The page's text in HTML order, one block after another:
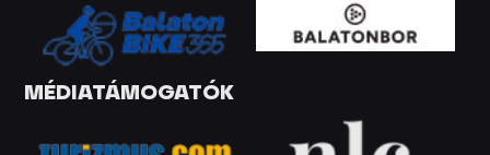
MÉDIATÁMOGATÓK